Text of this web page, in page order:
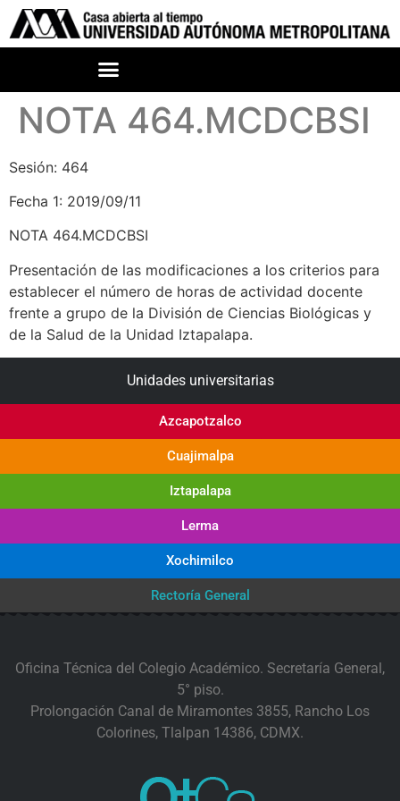
NOTA 464.MCDCBSI
Sesión: 464
Fecha 1: 2019/09/11
NOTA 464.MCDCBSI
Presentación de las modificaciones a los criterios para
establecer el número de horas de actividad docente
frente a grupo de la División de Ciencias Biológicas y
de la Salud de la Unidad Iztapalapa.
Unidades universitarias
Azcapotzalco
Cuajimalpa
Iztapalapa
Lerma
Xochimilco
Rectoría General
Oficina Técnica del Colegio Académico. Secretaría General,
5° piso.
Prolongación Canal de Miramontes 3855, Rancho Los
Colorines, Tlalpan 14386, CDMX.